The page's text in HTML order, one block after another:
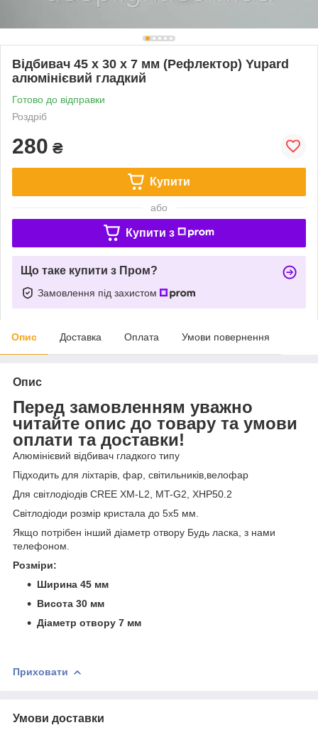
Відбивач 45 х 30 х 7 мм (Рефлектор) Yupard
алюмінієвий гладкий
Готово до відправки
Роздріб
280 ₴
Купити
або
Купити з
Що таке купити з Пром?
Замовлення під захистом
Опис Доставка Оплата Умови повернення
Опис
Перед замовленням уважно
читайте опис до товару та умови
оплати та доставки!
Алюмінієвий відбивач гладкого типу
Підходить для ліхтарів, фар, світильників,велофар
Для світлодіодів CREE XM-L2, MT-G2, XHP50.2
Світлодіоди розмір кристала до 5х5 мм.
Якщо потрібен інший діаметр отвору Будь ласка, з нами
телефоном.
Розміри:
Ширина 45 мм
Висота 30 мм
Діаметр отвору 7 мм
Приховати
Умови доставки